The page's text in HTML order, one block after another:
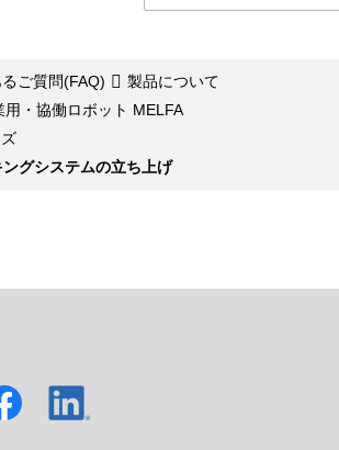
ご質問(FAQ)
製品について
用・協働ロボット MELFA
グシステムの立ち上げ